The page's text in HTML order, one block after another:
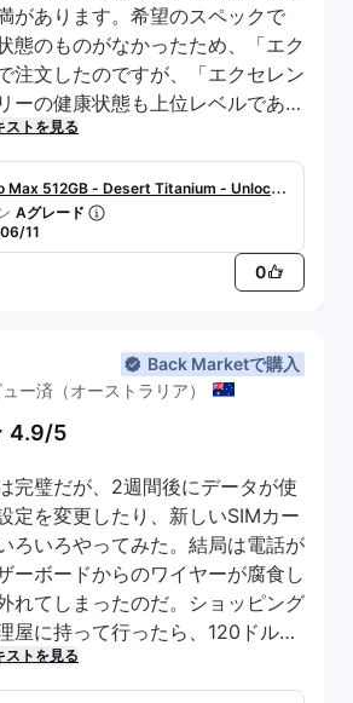
があります。希望のスペックで
態のものがなかったため、「エク
注文したのですが、「エクセレン
ーの健康状態も上位レベルである
たんです。 確かに80％以上です
はありません。破格の値段で手に
る気にはなれませんが、そうする
がなくなってしまうので……。そ
中10点です。
ストを見る
Max 512GB - Desert Titanium - Unlocke
Aグレード
11
0
Back Marketで購入
ー済（オーストラリア）
4.9/5
完璧だが、2週間後にデータが使
定を変更したり、新しいSIMカー
ろいろやってみた。結局は電話が
ーボードからのワイヤーが腐食し
れてしまったのだ。ショッピング
屋に持って行ったら、120ドルで
携帯電話は今とても調子よく動い
ストを見る